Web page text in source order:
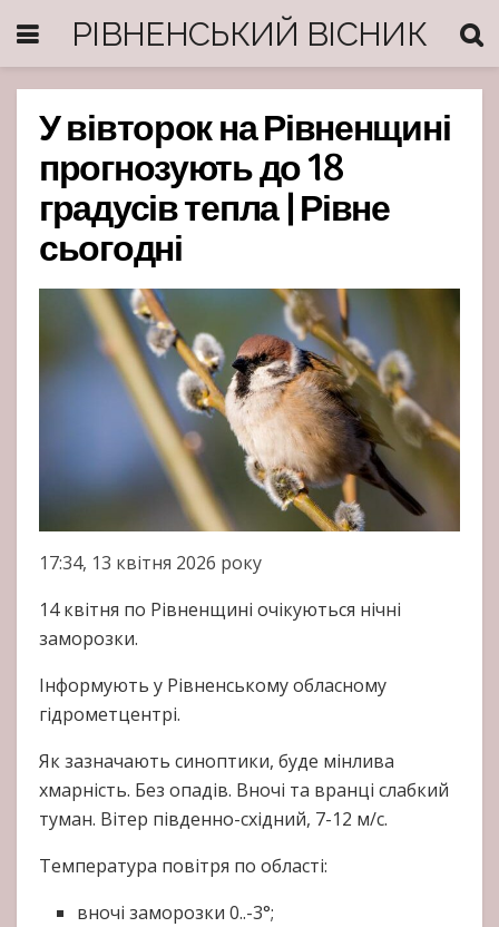
РІВНЕНСЬКИЙ ВІСНИК
У вівторок на Рівненщині
прогнозують до 18
градусів тепла | Рівне
сьогодні
17:34, 13 квітня 2026 року
14 квітня по Рівненщині очікуються нічні
заморозки.
Інформують у Рівненському обласному
гідрометцентрі.
Як зазначають синоптики, буде мінлива
хмарність. Без опадів. Вночі та вранці слабкий
туман. Вітер південно-східний, 7-12 м/с.
Температура повітря по області:
вночі заморозки 0..-3°;